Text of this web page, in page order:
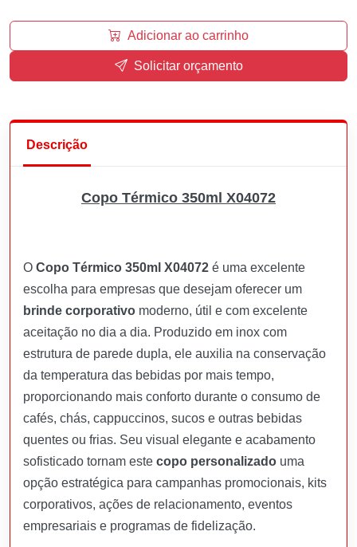
Adicionar ao carrinho
Solicitar orçamento
Descrição
Copo Térmico 350ml X04072
O Copo Térmico 350ml X04072 é uma excelente
escolha para empresas que desejam oferecer um
brinde corporativo moderno, útil e com excelente
aceitação no dia a dia. Produzido em inox com
estrutura de parede dupla, ele auxilia na conservação
da temperatura das bebidas por mais tempo,
proporcionando mais conforto durante o consumo de
cafés, chás, cappuccinos, sucos e outras bebidas
quentes ou frias. Seu visual elegante e acabamento
sofisticado tornam este copo personalizado uma
opção estratégica para campanhas promocionais, kits
corporativos, ações de relacionamento, eventos
empresariais e programas de fidelização.